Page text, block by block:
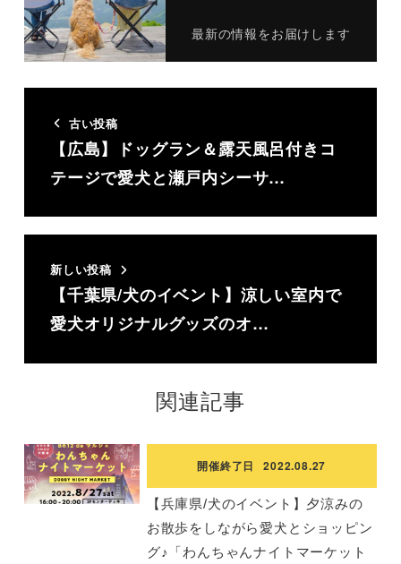
最新の情報をお届けします
古い投稿
【広島】ドッグラン＆露天風呂付きコ
テージで愛犬と瀬戸内シーサ…
新しい投稿
【千葉県/犬のイベント】涼しい室内で
愛犬オリジナルグッズのオ…
関連記事
開催終了日 2022.08.27
【兵庫県/犬のイベント】夕涼みの
お散歩をしながら愛犬とショッピン
グ♪「わんちゃんナイトマーケット